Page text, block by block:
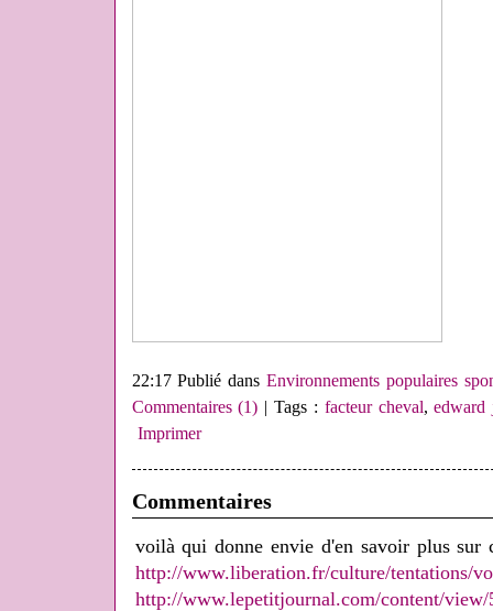
22:17 Publié dansEnvironnements populaires
Commentaires (1) | Tags : facteur cheval,edward
Imprimer
Commentaires
voilà qui donne envie d'en savoir plus sur
http://www.liberation.fr/culture/tentations/
http://www.lepetitjournal.com/content/view/